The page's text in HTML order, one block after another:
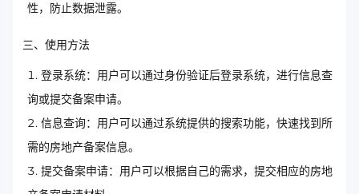
性，防止数据泄露。
三、使用方法
登录系统：用户可以通过身份验证后登录系统，进行信息查
询或提交备案申请。
信息查询：用户可以通过系统提供的搜索功能，快速找到所
需的房地产备案信息。
提交备案申请：用户可以根据自己的需求，提交相应的房地